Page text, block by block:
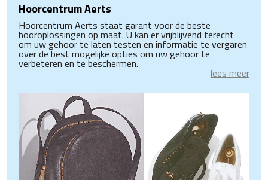
Hoorcentrum Aerts
Hoorcentrum Aerts staat garant voor de beste
hooroplossingen op maat. U kan er vrijblijvend terecht
om uw gehoor te laten testen en informatie te vergaren
over de best mogelijke opties om uw gehoor te
verbeteren en te beschermen.
lees meer